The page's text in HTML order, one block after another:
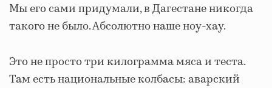
Мы его сами придумали, в Дагестане никогда
такого не было. Абсолютно наше ноу-хау.
Это не просто три килограмма мяса и теста.
Там есть национальные колбасы: аварский